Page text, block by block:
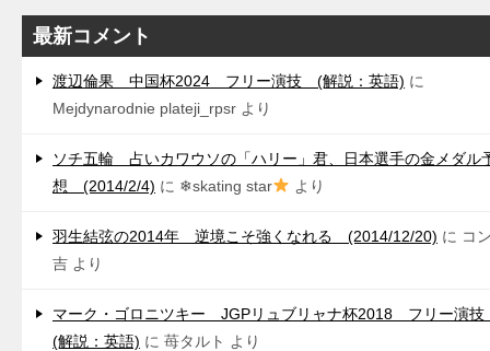
最新コメント
渡辺倫果 中国杯2024 フリー演技 (解説：英語) に
Mejdynarodnie plateji_rpsr より
ソチ五輪 占いカワウソの「ハリー」君、日本選手の金メダル
想 (2014/2/4) に ❄skating star より
羽生結弦の2014年 逆境こそ強くなれる (2014/12/20) に コ
吉 より
マーク・ゴロニツキー JGPリュブリャナ杯2018 フリー演
(解説：英語) に 苺タルト より